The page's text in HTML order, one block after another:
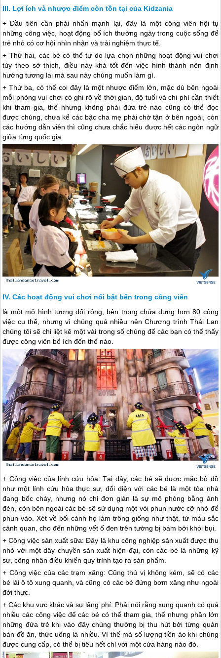
Lợi ích và nhược điểm còn tồn tại của Kidzania
+ Đầu tiên cần phải nhấn mạnh lại, đây là một công viên hội tụ
những công việc, hoạt động bổ ích thường ngày trong cuộc sống để
trẻ nhỏ có cơ hội nhìn nhận và trải nghiệm thực tế.
+ Thứ hai, các bé có thể tự do lựa chọn những hoạt động vui chơi
tùy theo sở thích, điều này khá tốt đến việc hình thành nên định
hướng tương lai mà sau này chúng muốn làm gì.
+ Thứ ba, có thể coi đây là một nhược điểm lớn, mặc dù bên ngoài
mỗi phòng vui chơi có ghi rõ về thời gian, độ tuổi và chi phí cần thiết
khi tham gia, thế nhưng không phải đứa trẻ nào cũng có thể đọc
được chúng, chưa kể các bậc cha mẹ phải chờ tận ở bên ngoài, còn
các hướng dẫn viên thì cũng chưa chắc hiểu được hết các ngôn ngữ
giữa từng quốc gia.
Các hoạt động vui chơi nổi bật bên trong công viên
là một mô hình tương đối rộng, bên trong chứa đựng hơn 80 công
việc cụ thể, nhưng vì chúng quá nhiều nên Chương trìnhThái Lan
chúng tôi sẽ chỉ liệt kê một vài trong số chúng để các bạn có thể thấy
được công viên bổ ích đến thế nào.
+ Công việc của lính cứu hỏa: Tại đây, các bé sẽ được mặc bộ đồ
như một lính cứu hỏa thực sự, đối diện với các bé là một tòa nhà
đang bốc cháy, nhưng nó chỉ đơn giản là sự mô phỏng bằng ánh
đèn, còn bên ngoài các bé sẽ sử dụng một vòi phun nước cỡ nhỏ để
phun vào. Xét về bối cảnh họ làm trông giống như thật, từ màu sắc
cảnh quan, cho đến những vết ố đen trên tường bị bám bởi khói bụi.
+ Công việc sản xuất sữa: Đây là khu công nghiệp sản xuất được thu
nhỏ với một dây chuyền sản xuất hiện đại, còn các bé là những kỹ
sư, công nhân điều khiển quy trình tạo ra sản phẩm.
+ Công việc của các trạm xăng: Cũng thú vị không kém, sẽ có các
bé lái ô tô xung quanh, và cũng có các bé đứng bơm xăng như ngoài
đời thực.
+ Các khu vực khác và sự lãng phí: Phải nói rằng xung quanh có quá
nhiều các công việc để các bé có thể tham gia, thế nhưng phần lớn
những đứa trẻ khi vào đây chúng thường bị thu hút bởi từng quán
bán đồ ăn, thức uống là nhiều. Vì thế mà số lượng tiền ảo khi chúng
được cung cấp, có thể bị tiêu hết chỉ với một cửa hàng nào đó.